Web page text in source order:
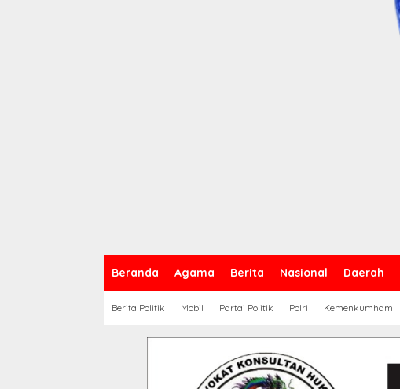
Beranda Agama Berita Nasional Daerah
Berita Politik Mobil Partai Politik Polri Kemenkumham